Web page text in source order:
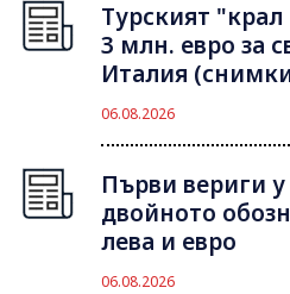
Турският
3 млн. евро за
Италия
06.08.2026
Първи вериги
двойното
лева и евро
06.08.2026